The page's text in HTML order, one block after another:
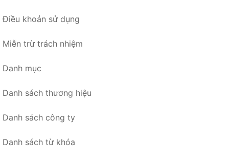
Điều khoản sử dụng
Miễn trừ trách nhiệm
Danh mục
Danh sách thương hiệu
Danh sách công ty
Danh sách từ khóa